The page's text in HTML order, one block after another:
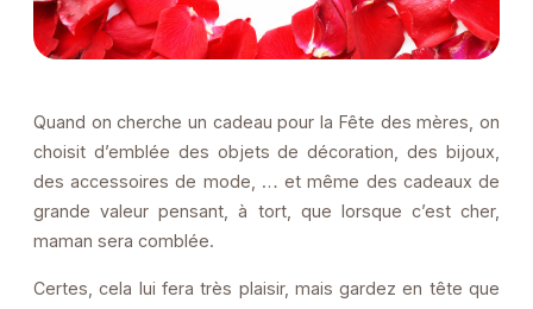
Quand on cherche un cadeau pour la Fête des mères, on
choisit d’emblée des objets de décoration, des bijoux,
des accessoires de mode, … et même des cadeaux de
grande valeur pensant, à tort, que lorsque c’est cher,
maman sera comblée.
Certes, cela lui fera très plaisir, mais gardez en tête que